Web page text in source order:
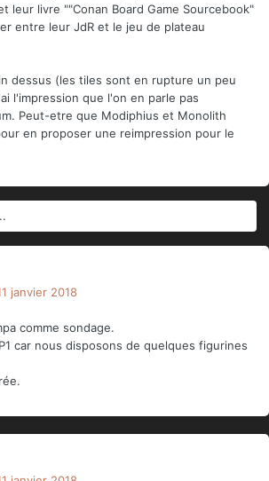
leur livre ""Conan Board Game Sourcebook"
entre leur JdR et le jeu de plateau
dessus (les tiles sont en rupture un peu
l'impression que l'on en parle pas
Peut-etre que Modiphius et Monolith
en proposer une reimpression pour le
janvier 2018
comme sondage.
car nous disposons de quelques figurines